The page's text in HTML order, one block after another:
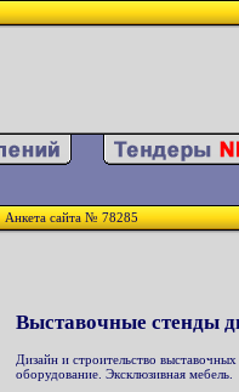
Анкета сайта № 78285
Выставочные стенды
Дизайн и строительство
оборудование. Эксклюзивная мебель.